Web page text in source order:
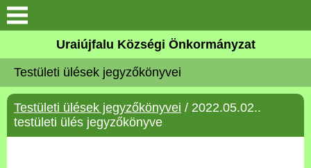
Köszöntő
Elérhetőségek
Uraiújfalu
Uraiújfalu Községi Önkormányzat
Testületi ülések jegyzőkönyvei
Testületi ülések jegyzőkönyvei / 2022.05.02..
testületi ülés jegyzőkönyve